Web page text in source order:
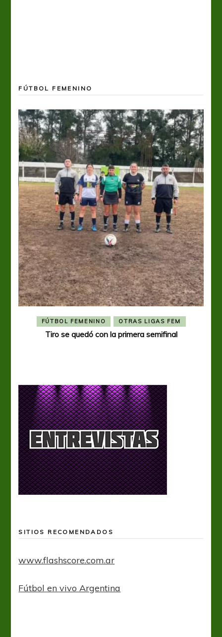
FÚTBOL FEMENINO
FÚTBOL FEMENINO OTRAS LIGAS FEM
Tiro se quedó con la primera semifinal
SITIOS RECOMENDADOS
www.flashscore.com.ar
Fútbol en vivo Argentina